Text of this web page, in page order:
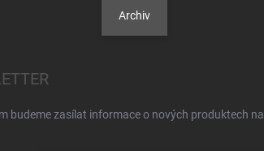
Archiv
budeme zasílat informace o nových produktech na